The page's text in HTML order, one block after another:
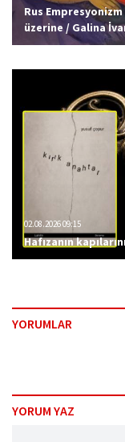
Rus
üzerine / Galina
02.08.2026 09:15
Hafızanın
YORUMLAR
YORUM YAZ